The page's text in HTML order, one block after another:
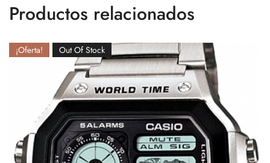
Productos relacionados
¡Oferta! Out Of Stock